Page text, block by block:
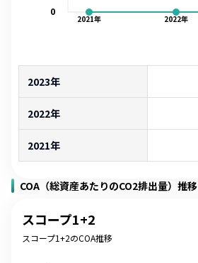
2021年 2022年
0
2023年
2022年
2021年
COA（総資産あたりのCO2排出量）推移
スコープ1+2
スコープ1+2のCOA推移